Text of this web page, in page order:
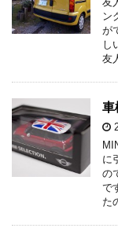
ン
が
し
友
車
に
の
で
た